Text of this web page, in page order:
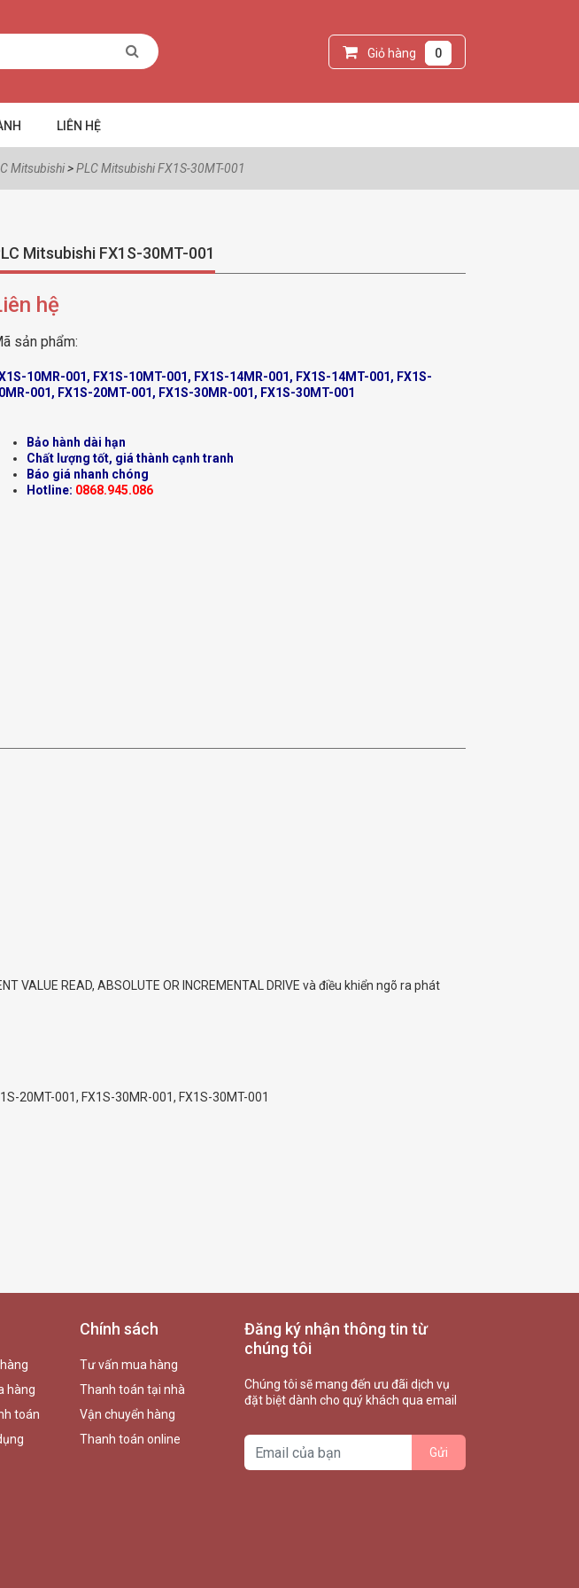
Giỏ hàng 0
LIÊN HỆ
Mitsubishi>PLC Mitsubishi FX1S-30MT-001
Mitsubishi FX1S-30MT-001
hệ
sản phẩm:
10MR-001, FX1S-10MT-001, FX1S-14MR-001, FX1S-14MT-001, FX1S-
001, FX1S-20MT-001, FX1S-30MR-001, FX1S-30MT-001
Bảo hành dài hạn
Chất lượng tốt, giá thành cạnh tranh
Báo giá nhanh chóng
Hotline: 0868.945.086
VALUE READ, ABSOLUTE OR INCREMENTAL DRIVE và điều khiển ngõ ra phát
20MT-001, FX1S-30MR-001, FX1S-30MT-001
hàng
toán
Chính sách
Tư vấn mua hàng
Thanh toán tại nhà
Vận chuyển hàng
Thanh toán online
Đăng ký nhận thông tin từ
chúng tôi
Chúng tôi sẽ mang đến ưu đãi dịch vụ
đặt biệt dành cho quý khách qua email